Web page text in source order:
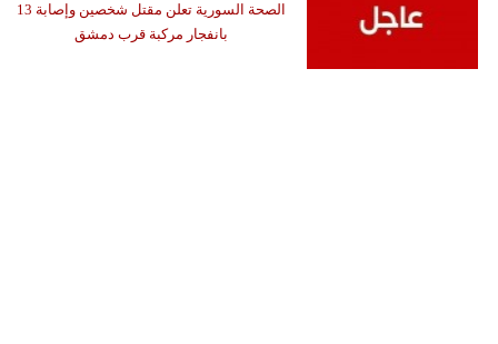
الصحة السورية تعلن مقتل شخصين وإصابة 13
بانفجار مركبة قرب دمشق